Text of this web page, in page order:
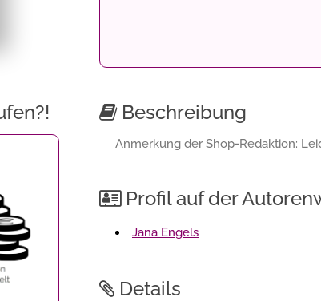
Beschreibung
Anmerkung der Shop-Redaktion:
Profil auf der
Jana Engels
Details